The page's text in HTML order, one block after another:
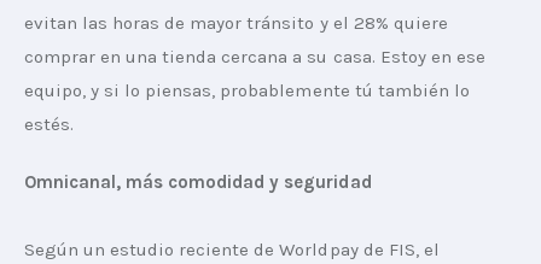
evitan las horas de mayor tránsito y el 28% quiere
comprar en una tienda cercana a su casa. Estoy en ese
equipo, y si lo piensas, probablemente tú también lo
estés.
Omnicanal, más comodidad y seguridad
Según un estudio reciente de Worldpay de FIS, el